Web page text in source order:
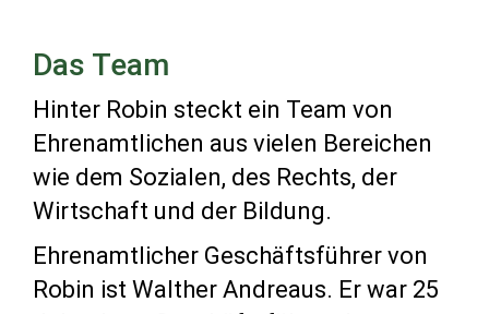
Das Team
Hinter Robin steckt ein Team von
Ehrenamtlichen aus vielen Bereichen
wie dem Sozialen, des Rechts, der
Wirtschaft und der Bildung.
Ehrenamtlicher Geschäftsführer von
Robin ist Walther Andreaus. Er war 25